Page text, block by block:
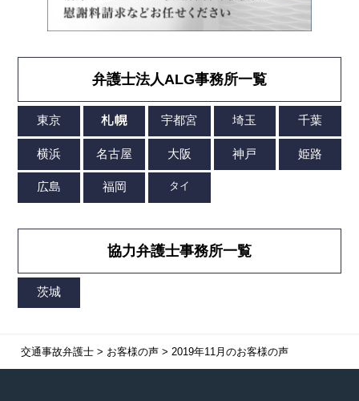
弁護士法人ALG事務所一覧
協力弁護士事務所一覧
交通事故弁護士> お客様の声> 2019年11月のお客様の声